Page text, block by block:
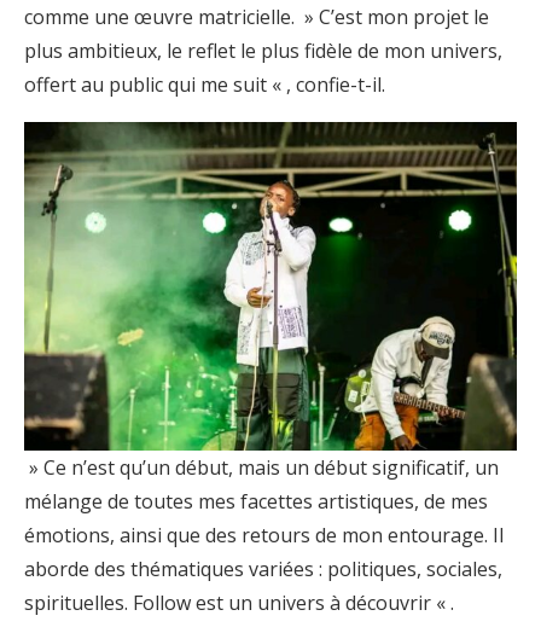
comme une œuvre matricielle. » C’est mon projet le
plus ambitieux, le reflet le plus fidèle de mon univers,
offert au public qui me suit « , confie-t-il.
» Ce n’est qu’un début, mais un début significatif, un
mélange de toutes mes facettes artistiques, de mes
émotions, ainsi que des retours de mon entourage. Il
aborde des thématiques variées : politiques, sociales,
spirituelles. Follow est un univers à découvrir « .